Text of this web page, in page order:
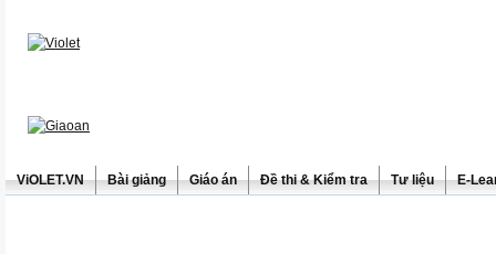
ViOLET.VN Bài giảng Giáo án Đề thi & Kiểm tra Tư liệu E-